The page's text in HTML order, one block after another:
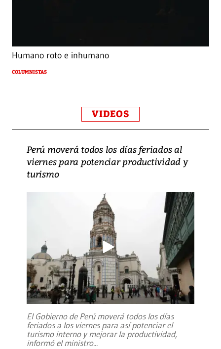
Humano roto e inhumano
COLUMNISTAS
VIDEOS
Perú moverá todos los días feriados al
viernes para potenciar productividad y
turismo
El Gobierno de Perú moverá todos los días
feriados a los viernes para así potenciar el
turismo interno y mejorar la productividad,
informó el ministro...